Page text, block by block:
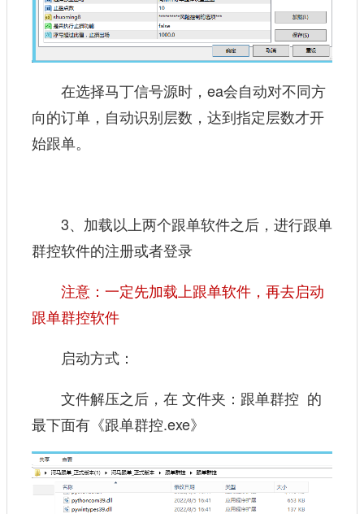
在选择马丁信号源时，ea会自动对不同方
向的订单，自动识别层数，达到指定层数才开
始跟单。
3、加载以上两个跟单软件之后，进行跟单
群控软件的注册或者登录
注意：一定先加载上跟单软件，再去启动
跟单群控软件
启动方式：
文件解压之后，在 文件夹：跟单群控 的
最下面有《跟单群控.exe》